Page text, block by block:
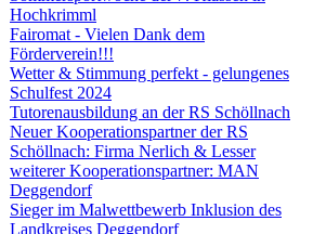
Hochkrimml
Fairomat - Vielen Dank dem
Förderverein!!!
Wetter & Stimmung perfekt - gelungenes
Schulfest 2024
Tutorenausbildung an der RS Schöllnach
Neuer Kooperationspartner der RS
Schöllnach: Firma Nerlich & Lesser
weiterer Kooperationspartner: MAN
Deggendorf
Sieger im Malwettbewerb Inklusion des
Landkreises Deggendorf